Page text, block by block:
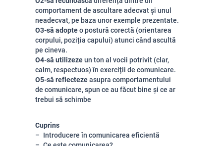
comportament de ascultare adecvat și unul
neadecvat, pe baza unor exemple prezentate.
O3-să adopteo postură corectă (orientarea
corpului, poziția capului) atunci când ascultă
pe cineva.
O4-să utilizezeun ton al vocii potrivit (clar,
calm, respectuos) în exerciții de comunicare.
O5-să reflectezeasupra comportamentului
de comunicare, spun ce au făcut bine și ce ar
trebui să schimbe
Cuprins
Introducere în comunicarea eficientă